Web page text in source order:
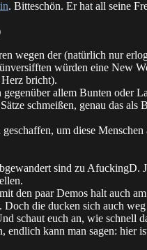
. Bitteschön. Er hat all seine
wegen der (natürlich nur
würden eine New
bricht).
allem Bunten oder
schmeißen, genau das
um diese
sind zu
den paar Demos halt auch
die ducken sich auch
euch an, wie schnell
kann man sagen: hier